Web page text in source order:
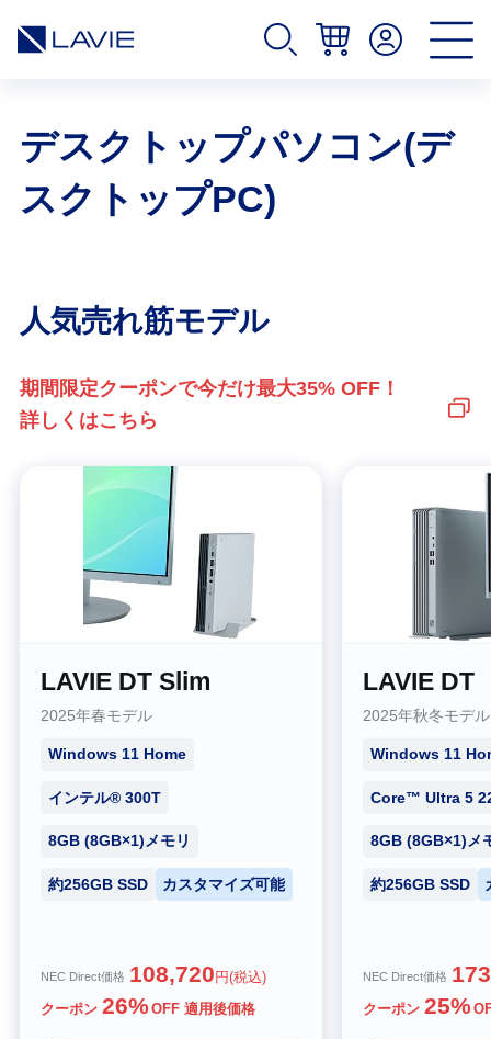
デスクトップパソコン(デ
スクトップPC)
人気売れ筋モデル
期間限定クーポンで今だけ最大35% OFF！
詳しくはこちら
LAVIE DT Slim
2025年春モデル
Windows 11 Home
インテル® 300T
8GB (8GB×1)メモリ
約256GB SSD カスタマイズ可能
NEC Direct価格 108,720 円(税込)
クーポン 26% OFF 適用後価格
LAVIE DT
2025年秋冬モデル
Windows 11
Core™ Ultra 5
8GB (8GB×1)メ
約256GB SSD
NEC Direct価格
クーポン 25%